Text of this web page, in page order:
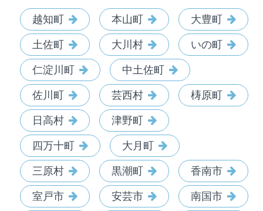
越知町 本山町 大豊町
土佐町 大川村 いの町
仁淀川町 中土佐町
佐川町 芸西村 梼原町
日高村 津野町
四万十町 大月町
三原村 黒潮町 香南市
室戸市 安芸市 南国市